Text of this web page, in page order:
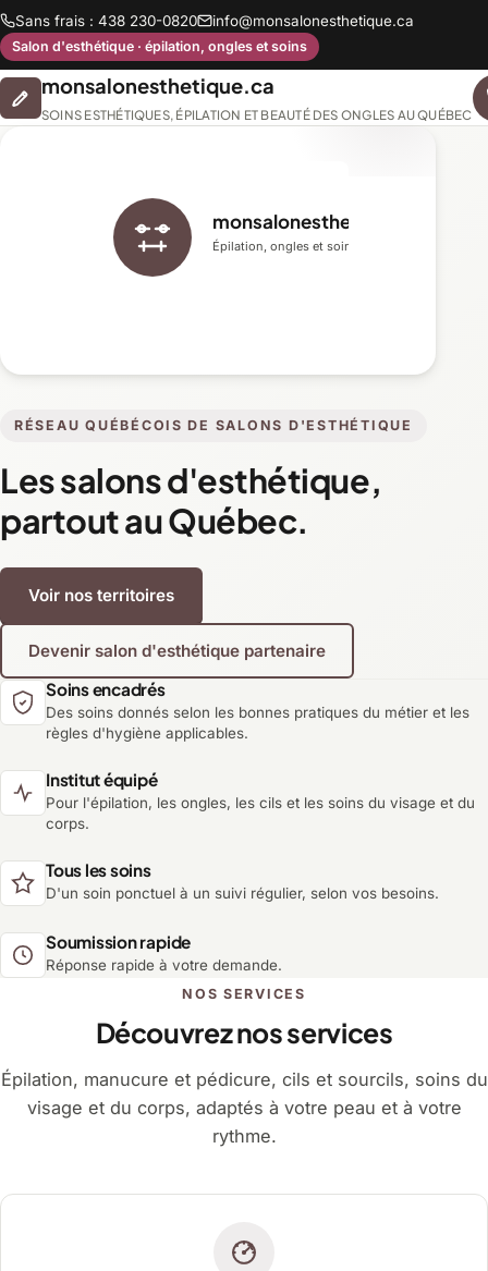
Sans frais : 438 230-0820 info@monsalonesthetique.ca
Salon d'esthétique · épilation, ongles et soins
monsalonesthetique.ca
SOINS ESTHÉTIQUES, ÉPILATION ET BEAUTÉ DES ONGLES AU QUÉBEC
RÉSEAU QUÉBÉCOIS DE SALONS D'ESTHÉTIQUE
Les salons d'esthétique,
partout au Québec.
Voir nos territoires
Devenir salon d'esthétique partenaire
monsalonesthetique.ca
Épilation, ongles et soins du visage
Soins encadrés
Des soins donnés selon les bonnes pratiques du métier et les
règles d'hygiène applicables.
Institut équipé
Pour l'épilation, les ongles, les cils et les soins du visage et du
corps.
Tous les soins
D'un soin ponctuel à un suivi régulier, selon vos besoins.
Soumission rapide
Réponse rapide à votre demande.
NOS SERVICES
Découvrez nos services
Épilation, manucure et pédicure, cils et sourcils, soins du
visage et du corps, adaptés à votre peau et à votre
rythme.